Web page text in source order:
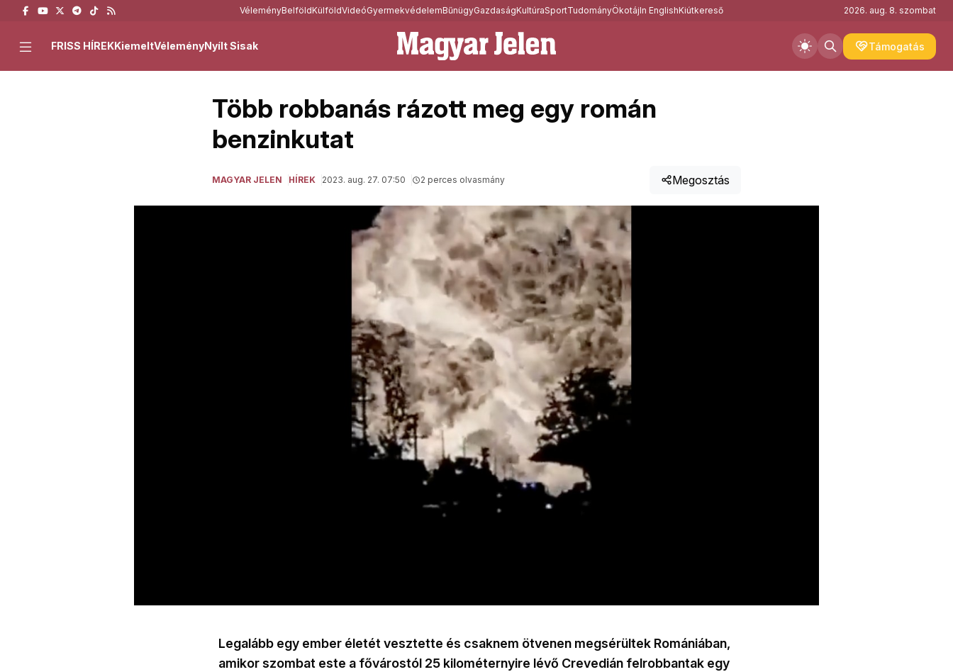
VéleményBelföldKülföldVideóGyermekvédelemBűnügyGazdaságKultúraSportTudományÖkotájIn EnglishKiútkereső 2026. aug. 8. szombat
Támogatás
FRISS HÍREKKiemeltVéleményNyílt Sisak
Több robbanás rázott meg egy román
benzinkutat
MAGYAR JELEN HÍREK 2023. aug. 27. 07:50 2 perces olvasmány Megosztás
Legalább egy ember életét vesztette és csaknem ötvenen megsérültek Romániában,
amikor szombat este a fővárostól 25 kilométernyire lévő Crevedián felrobbantak egy